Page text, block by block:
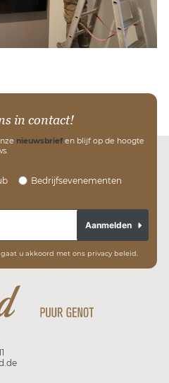
in contact!
nieuwsbriefen blijf op de hoogte
Bedrijfsevenementen
u akkoord met ons privacy beleid.
Aanmelden